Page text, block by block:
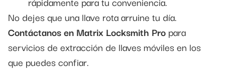
No dejes que una llave rota arruine tu día.
Contáctanos en Matrix Locksmith Pro para
servicios de extracción de llaves móviles en los
que puedes confiar.